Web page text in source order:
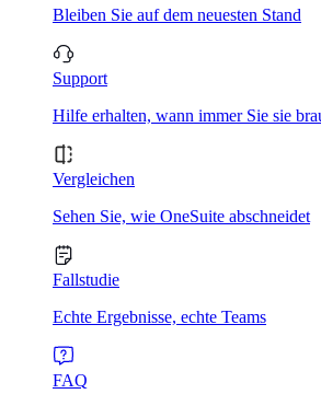
Bleiben Sie auf dem neuesten Stand
Support
Hilfe erhalten, wann immer Sie sie
Vergleichen
Sehen Sie, wie OneSuite abschneidet
Fallstudie
Echte Ergebnisse, echte Teams
FAQ